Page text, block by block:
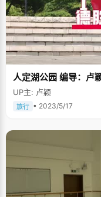
人定湖公园 编导：卢
UP主: 卢颖
旅行 • 2023/5/17